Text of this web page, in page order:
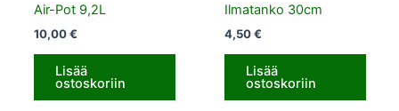
Air-Pot 9,2L
10,00€
Lisää
ostoskoriin
Ilmatanko 30cm
4,50€
Lisää
ostoskoriin